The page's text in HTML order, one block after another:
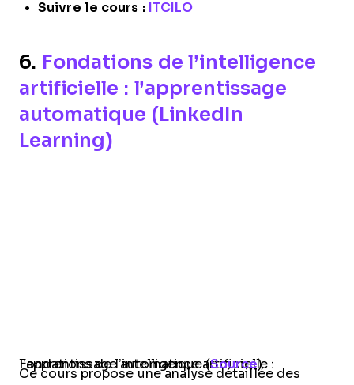
Suivre le cours : ITCILO
6. Fondations de l’intelligence
artificielle : l’apprentissage
automatique (LinkedIn
Learning)
Fondations de l’intelligence artificielle : l’apprentissage automatique (Source)
Ce cours propose une analyse détaillée des